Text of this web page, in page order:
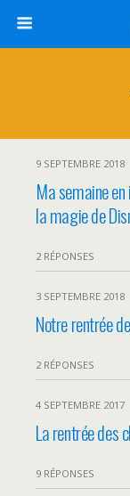
9 SEPTEMBRE 2018
Ma semaine
la magie de
2 RÉPONSES
3 SEPTEMBRE 2018
Notre rentrée
2 RÉPONSES
4 SEPTEMBRE 2017
La rentrée des
9 RÉPONSES